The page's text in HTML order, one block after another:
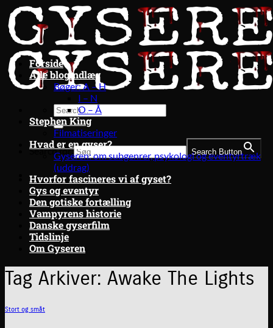
Fortsæt
til
indhold
Search for: Search Button
Forside
Alle blogindlæg
Bøger: A – H
I – N
O – Å
Stephen King
Filmatiseringer
Hvad er en gyser?
Gyseren: om subgenrer, psykologi og eventyrtræk
(uddrag)
Hvorfor fascineres vi af gyset?
Gys og eventyr
Den gotiske fortælling
Vampyrens historie
Danske gyserfilm
Tidslinje
Om Gyseren
Tag Arkiver: Awake The Lights
Stort og småt